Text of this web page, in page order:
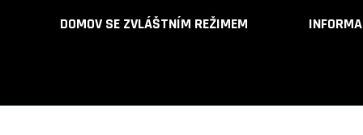
DOMOV SE ZVLÁŠTNÍM REŽIMEM
DOMOV SE ZVLÁŠTNÍM REŽIMEM